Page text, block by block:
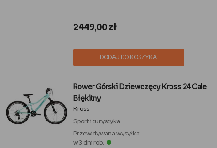
2449,00 zł
DODAJ DO KOSZYKA
Rower Górski Dziewczęcy Kross 24 Cale
Błękitny
Kross
Sport i turystyka
Przewidywana wysyłka:
w 3 dni rob.